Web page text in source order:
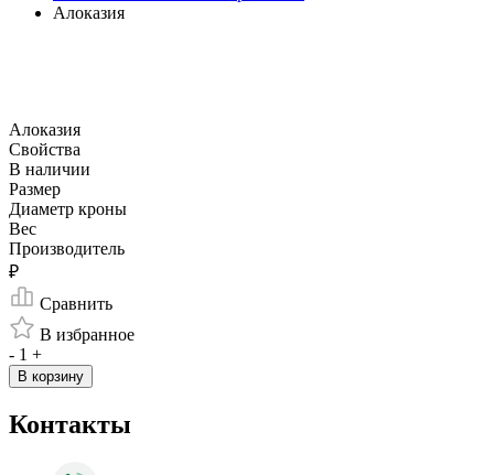
Алоказия
Алоказия
Свойства
В наличии
Размер
Диаметр кроны
Вес
Производитель
₽
Сравнить
В избранное
- 1 +
В корзину
Контакты